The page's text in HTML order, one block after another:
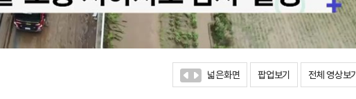
넓은화면 팝업보기 전체 영상보기